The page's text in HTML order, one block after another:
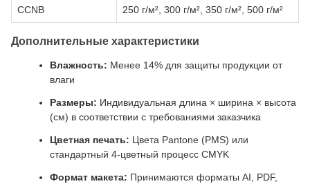
CCNB 250 г/м², 300 г/м², 350 г/м², 500 г/м²
Дополнительные характеристики
Влажность: Менее 14% для защиты продукции от
влаги
Размеры: Индивидуальная длина × ширина × высота
(см) в соответствии с требованиями заказчика
Цветная печать: Цвета Pantone (PMS) или
стандартный 4-цветный процесс CMYK
Формат макета: Принимаются форматы AI, PDF,